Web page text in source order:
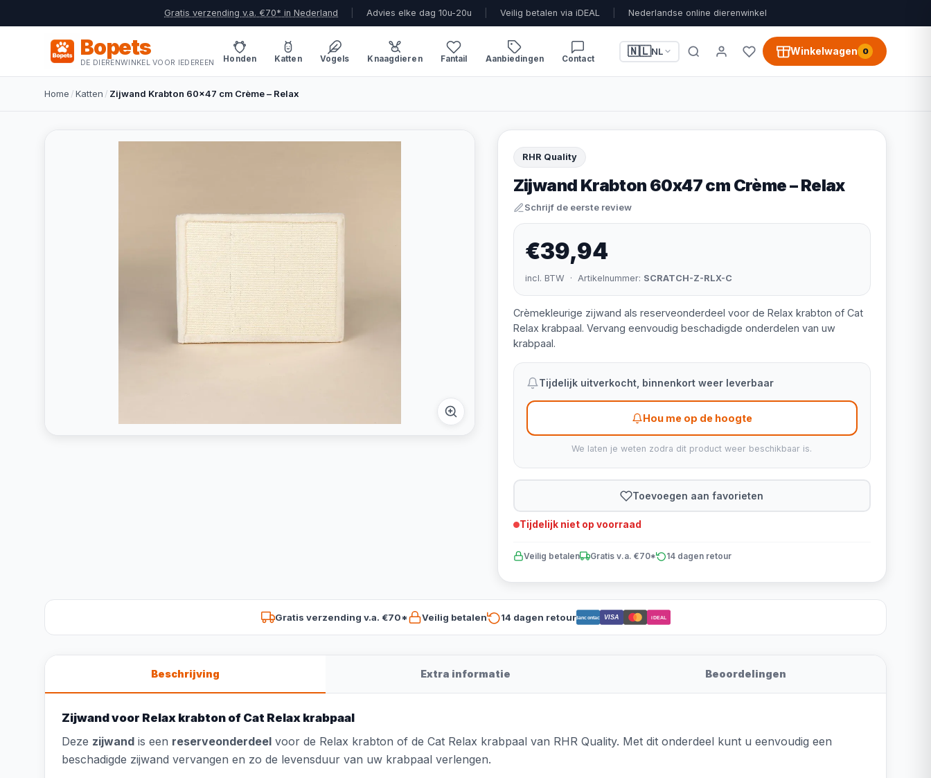
Gratis verzending v.a. €70* in Nederland Advies elke dag 10u-20u Veilig betalen via iDEAL Nederlandse online dierenwinkel
Bopets
DE DIERENWINKEL VOOR IEDEREEN Honden Katten Vogels Knaagdieren Fantail Aanbiedingen Contact
🇳🇱NL Winkelwagen 0
Home /Katten / Zijwand Krabton 60x47 cm Crème – Relax
RHR Quality
Zijwand Krabton 60x47 cm Crème – Relax
Schrijf de eerste review
€39,94
incl. BTW · Artikelnummer: SCRATCH-Z-RLX-C
Crèmekleurige zijwand als reserveonderdeel voor de Relax krabton of Cat
Relax krabpaal. Vervang eenvoudig beschadigde onderdelen van uw
krabpaal.
Tijdelijk uitverkocht, binnenkort weer leverbaar
Hou me op de hoogte
We laten je weten zodra dit product weer beschikbaar is.
Toevoegen aan favorieten
Tijdelijk niet op voorraad
Veilig betalen Gratis v.a. €70* 14 dagen retour
Gratis verzending v.a. €70* Veilig betalen 14 dagen retourBancontact VISA iDEAL
Beschrijving Extra informatie Beoordelingen
Zijwand voor Relax krabton of Cat Relax krabpaal
Deze zijwand is een reserveonderdeel voor de Relax krabton of de Cat Relax krabpaal van RHR Quality. Met dit onderdeel kunt u eenvoudig een
beschadigde zijwand vervangen en zo de levensduur van uw krabpaal verlengen.